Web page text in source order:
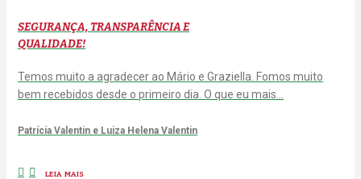
SEGURANÇA, TRANSPARÊNCIA E
QUALIDADE!
Temos muito a agradecer ao Mário e Graziella. Fomos muito
bem recebidos desde o primeiro dia. O que eu mais…
Patrícia Valentin e Luiza Helena Valentin
LEIA MAIS